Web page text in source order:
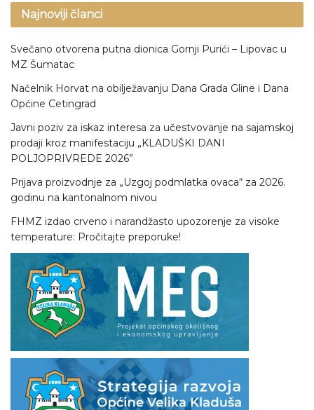
Najnoviji članci
Svečano otvorena putna dionica Gornji Purići – Lipovac u
MZ Šumatac
Načelnik Horvat na obilježavanju Dana Grada Gline i Dana
Općine Cetingrad
Javni poziv za iskaz interesa za učestvovanje na sajamskoj
prodaji kroz manifestaciju „KLADUŠKI DANI
POLJOPRIVREDE 2026”
Prijava proizvodnje za „Uzgoj podmlatka ovaca“ za 2026.
godinu na kantonalnom nivou
FHMZ izdao crveno i narandžasto upozorenje za visoke
temperature: Pročitajte preporuke!